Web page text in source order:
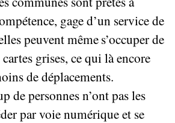
gage d’un service de
peuvent mêmes’occuper de
grises, ce qui là encore
de déplacements.
de personnes n’ont pas les
par voie numérique et se